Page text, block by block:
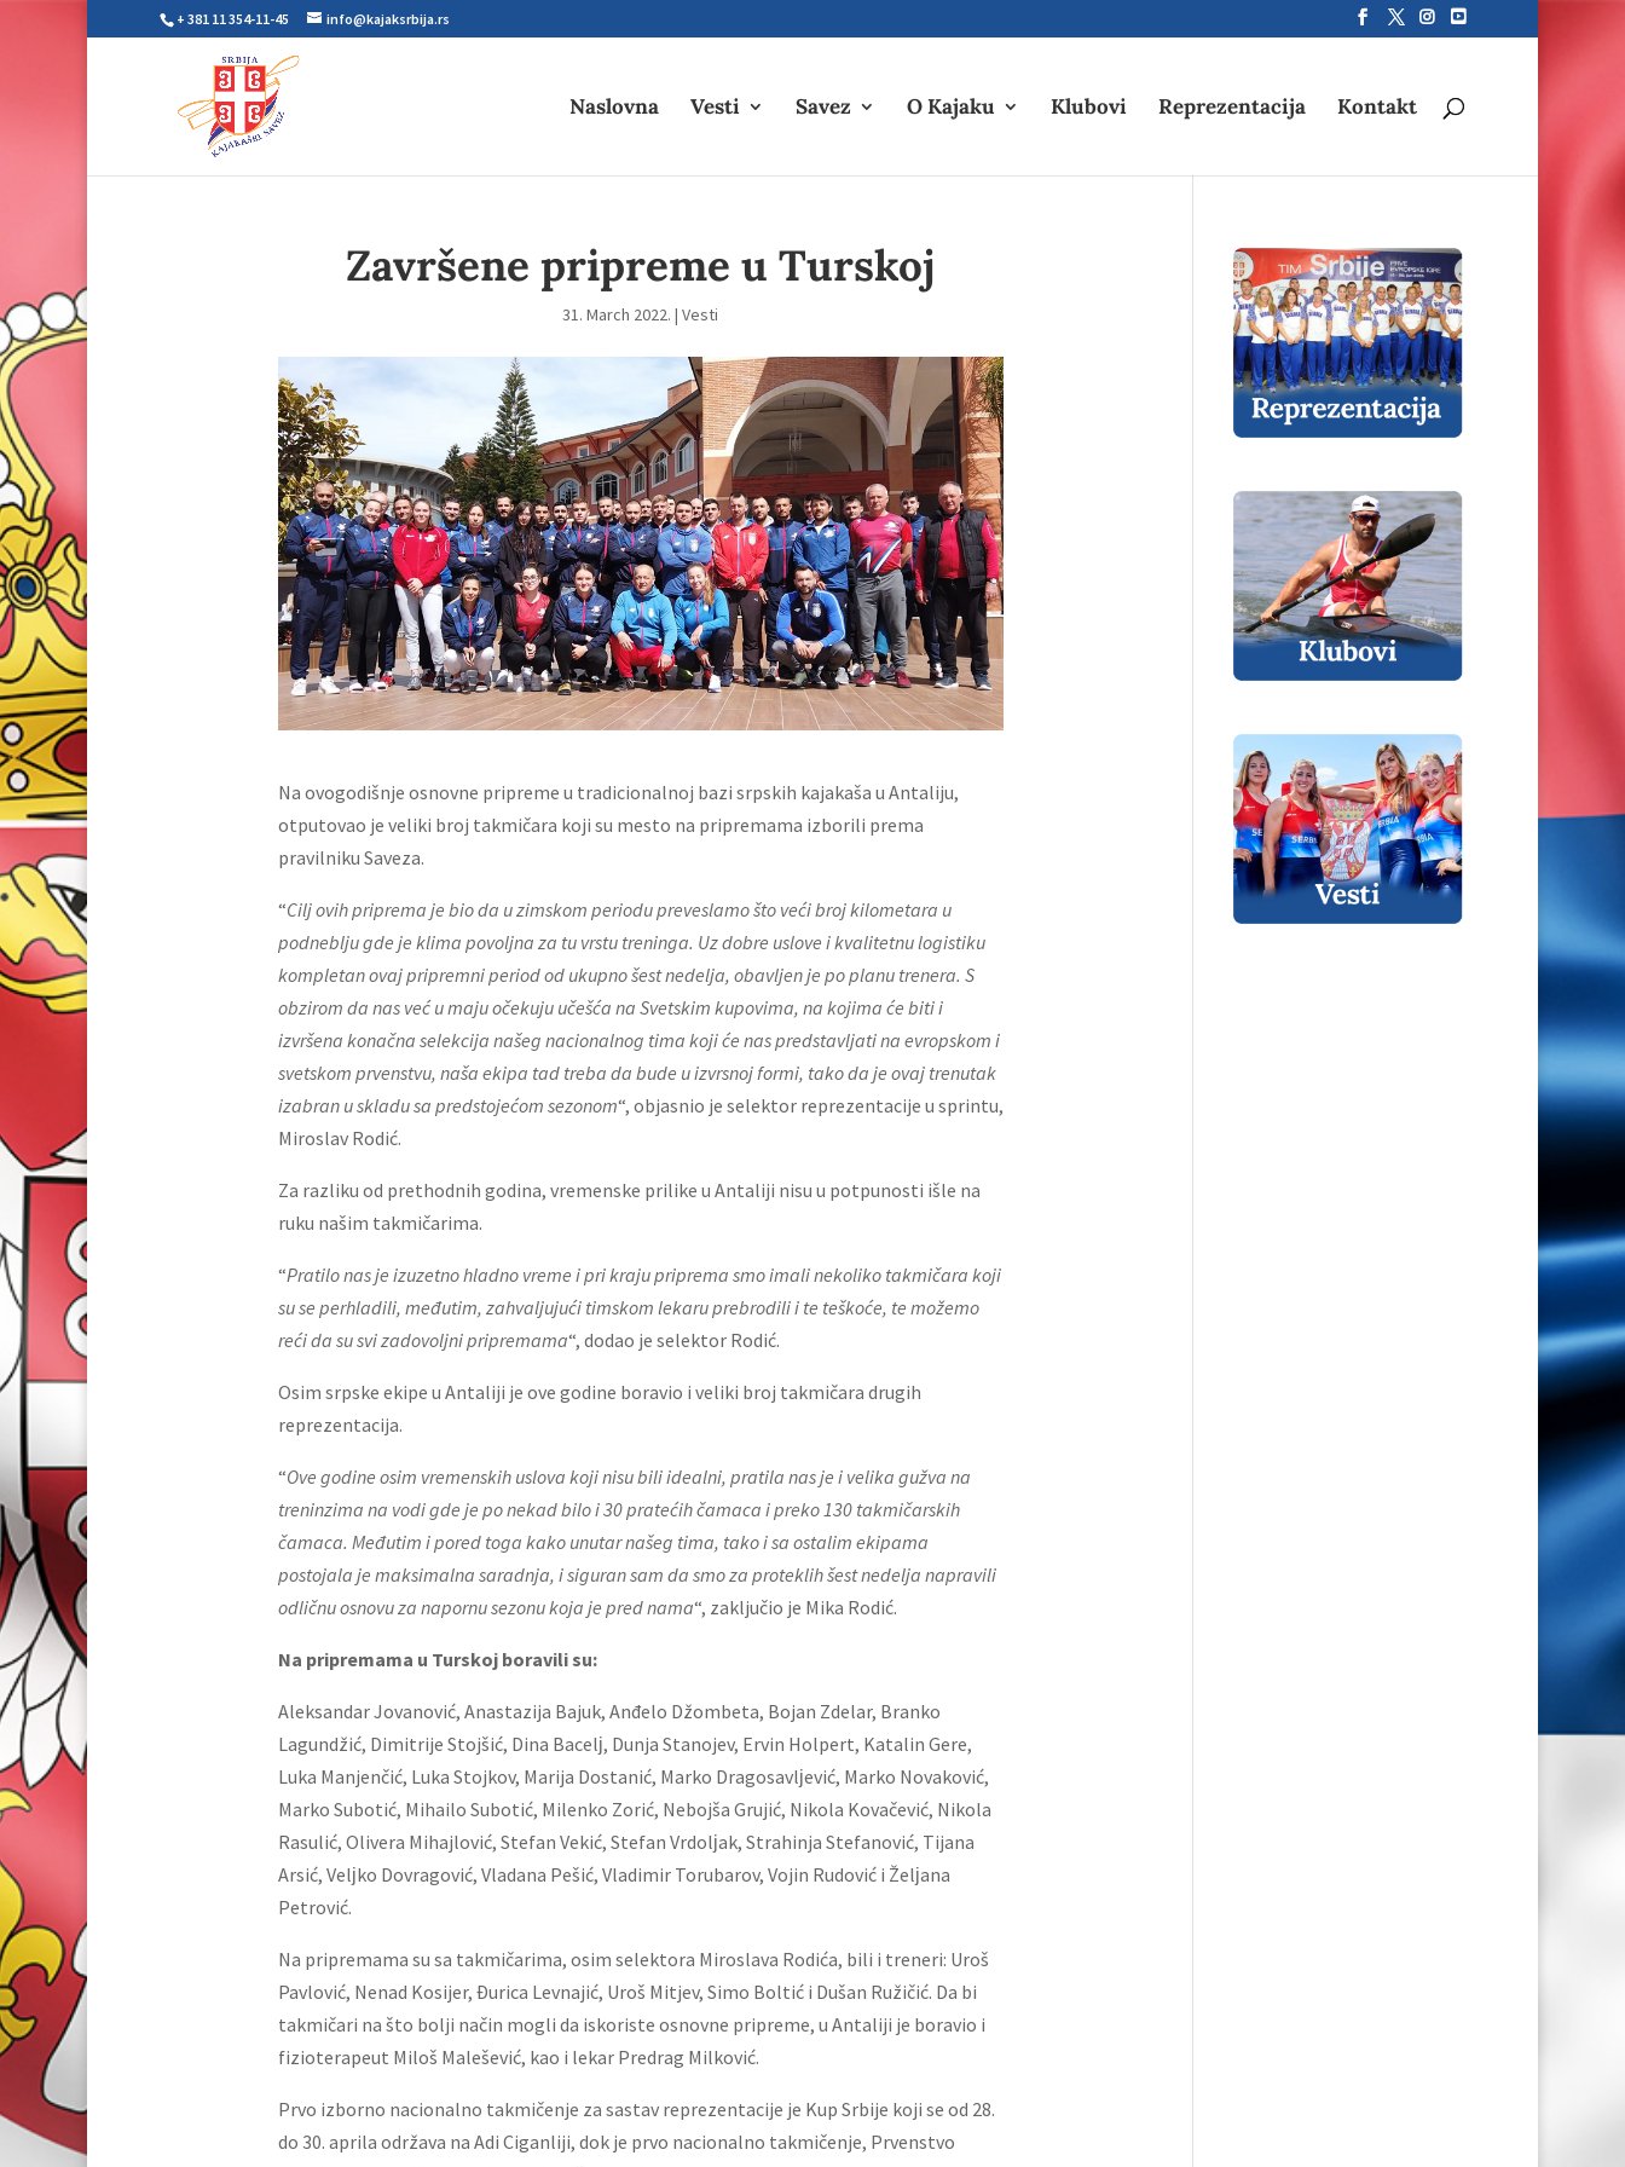
+ 381 11 354-11-45 info@kajaksrbija.rs
Naslovna Vesti Savez O Kajaku Klubovi Reprezentacija Kontakt
Završene pripreme u Turskoj
31. March 2022. |Vesti
Na ovogodišnje osnovne pripreme u tradicionalnoj bazi srpskih kajakaša u Antaliju,
otputovao je veliki broj takmičara koji su mesto na pripremama izborili prema
pravilniku Saveza.
“Cilj ovih priprema je bio da u zimskom periodu preveslamo što veći broj kilometara u
podneblju gde je klima povoljna za tu vrstu treninga. Uz dobre uslove i kvalitetnu logistiku
kompletan ovaj pripremni period od ukupno šest nedelja, obavljen je po planu trenera. S
obzirom da nas već u maju očekuju učešća na Svetskim kupovima, na kojima će biti i
izvršena konačna selekcija našeg nacionalnog tima koji će nas predstavljati na evropskom i
svetskom prvenstvu, naša ekipa tad treba da bude u izvrsnoj formi, tako da je ovaj trenutak
izabran u skladu sa predstojećom sezonom“, objasnio je selektor reprezentacije u sprintu,
Miroslav Rodić.
Za razliku od prethodnih godina, vremenske prilike u Antaliji nisu u potpunosti išle na
ruku našim takmičarima.
“Pratilo nas je izuzetno hladno vreme i pri kraju priprema smo imali nekoliko takmičara koji
su se perhladili, međutim, zahvaljujući timskom lekaru prebrodili i te teškoće, te možemo
reći da su svi zadovoljni pripremama“, dodao je selektor Rodić.
Osim srpske ekipe u Antaliji je ove godine boravio i veliki broj takmičara drugih
reprezentacija.
“Ove godine osim vremenskih uslova koji nisu bili idealni, pratila nas je i velika gužva na
treninzima na vodi gde je po nekad bilo i 30 pratećih čamaca i preko 130 takmičarskih
čamaca. Međutim i pored toga kako unutar našeg tima, tako i sa ostalim ekipama
postojala je maksimalna saradnja, i siguran sam da smo za proteklih šest nedelja napravili
odličnu osnovu za napornu sezonu koja je pred nama“, zaključio je Mika Rodić.
Na pripremama u Turskoj boravili su:
Aleksandar Jovanović, Anastazija Bajuk, Anđelo Džombeta, Bojan Zdelar, Branko
Lagundžić, Dimitrije Stojšić, Dina Bacelј, Dunja Stanojev, Ervin Holpert, Katalin Gere,
Luka Manjenčić, Luka Stojkov, Marija Dostanić, Marko Dragosavlјević, Marko Novaković,
Marko Subotić, Mihailo Subotić, Milenko Zorić, Nebojša Grujić, Nikola Kovačević, Nikola
Rasulić, Olivera Mihajlović, Stefan Vekić, Stefan Vrdolјak, Strahinja Stefanović, Tijana
Arsić, Velјko Dovragović, Vladana Pešić, Vladimir Torubarov, Vojin Rudović i Želјana
Petrović.
Na pripremama su sa takmičarima, osim selektora Miroslava Rodića, bili i treneri: Uroš
Pavlović, Nenad Kosijer, Đurica Levnajić, Uroš Mitjev, Simo Boltić i Dušan Ružičić. Da bi
takmičari na što bolji način mogli da iskoriste osnovne pripreme, u Antaliji je boravio i
fizioterapeut Miloš Malešević, kao i lekar Predrag Milković.
Prvo izborno nacionalno takmičenje za sastav reprezentacije je Kup Srbije koji se od 28.
do 30. aprila održava na Adi Ciganliji, dok je prvo nacionalno takmičenje, Prvenstvo